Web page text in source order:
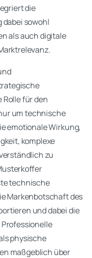
die
sowohl
als auch digitale
Rolle für den
um technische
emotionale Wirkung,
komplexe
zu
technische
Markenbotschaft des
und dabei die
physische
maßgeblich über